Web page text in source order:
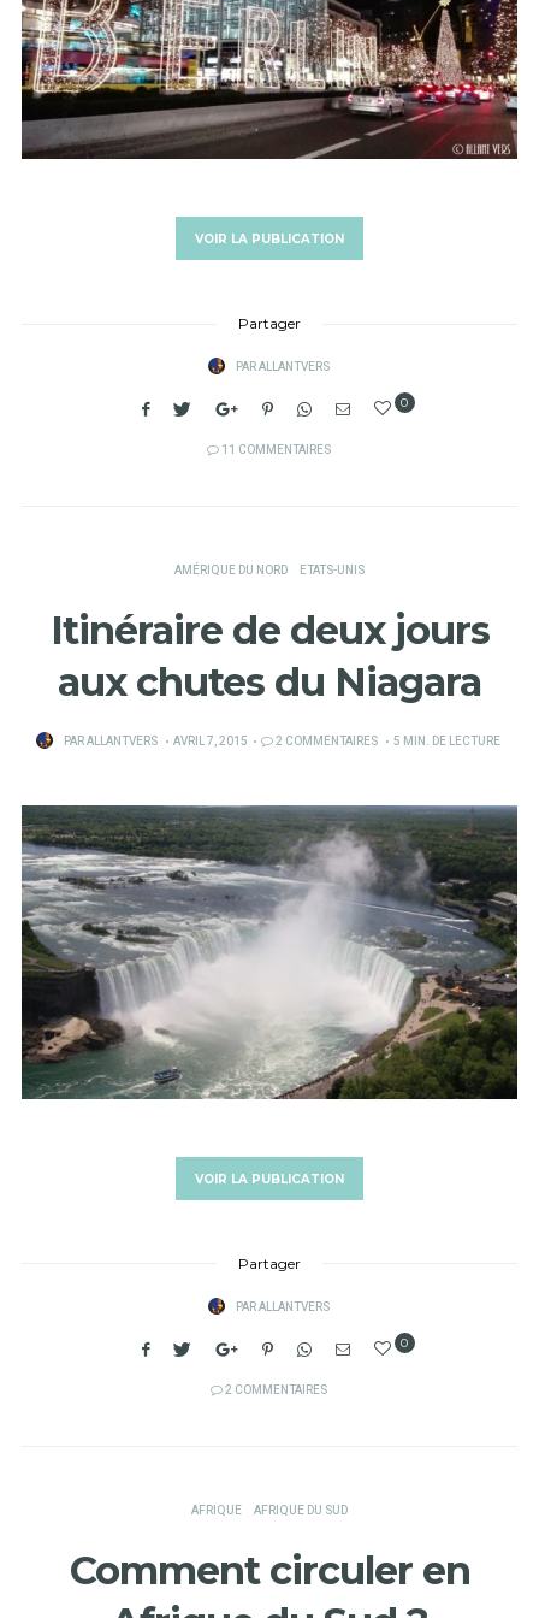
VOIR LA PUBLICATION
Partager
PARALLANTVERS
0
11 COMMENTAIRES
AMÉRIQUE DU NORD ETATS-UNIS
Itinéraire de deux jours
aux chutes du Niagara
PARALLANTVERS
PUBLIÉ
AVRIL 7, 2015 2 COMMENTAIRES 5 MIN. DE LECTURE
VOIR LA PUBLICATION
Partager
PARALLANTVERS
0
2 COMMENTAIRES
AFRIQUE AFRIQUE DU SUD
Comment circuler en